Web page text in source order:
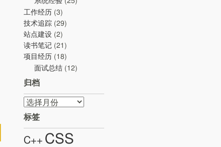
工作经历 (3)
技术追踪 (29)
站点建设 (2)
读书笔记 (21)
项目经历 (18)
面试总结 (12)
归档
归
档
标签
C++ CSS